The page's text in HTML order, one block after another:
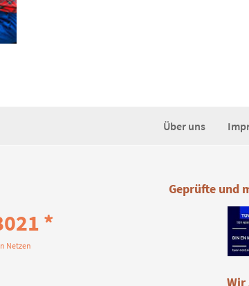
Über uns
*
Netzen
Geprüfte und
Wir